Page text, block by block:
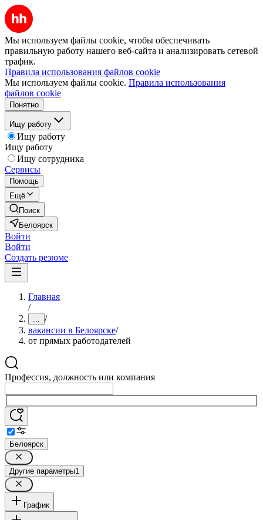
Мы используем файлы cookie, чтобы обеспечивать
правильную работу нашего веб-сайта и анализировать сетевой
трафик.
Правила использования файлов cookie
Мы используем файлы cookie. Правила использования
файлов cookie
Понятно
Ищу работу
Ищу работу
Ищу работу
Ищу сотрудника
Сервисы
Помощь
Ещё
Поиск
Белоярск
Войти
Войти
Создать резюме
Главная
/
... /
вакансии в Белоярске/
от прямых работодателей
Профессия, должность или компания
Белоярск
Другие параметры1
График